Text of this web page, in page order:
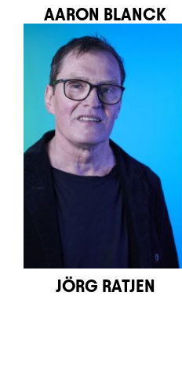
AARON BLANCK
JÖRG RATJEN